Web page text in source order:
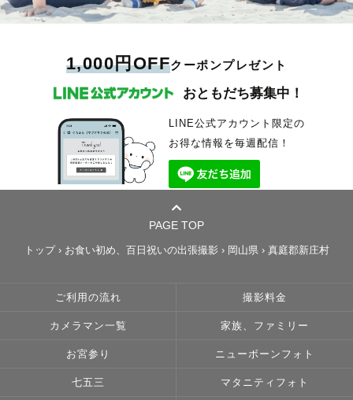
1,000円OFFクーポンプレゼント
おともだち募集中！
LINE公式アカウント限定の
お得な情報を毎週配信！
PAGE TOP
トップ› お食い初め、百日祝いの出張撮影 › 岡山県› 真庭郡新庄村
ご利用の流れ 撮影料金
カメラマン一覧 家族、ファミリー
お宮参り ニューボーンフォト
七五三 マタニティフォト